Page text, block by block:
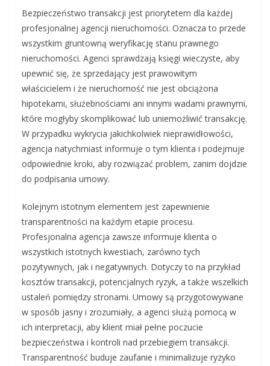
Bezpieczeństwo transakcji jest priorytetem dla każdej
profesjonalnej agencji nieruchomości. Oznacza to przede
wszystkim gruntowną weryfikację stanu prawnego
nieruchomości. Agenci sprawdzają księgi wieczyste, aby
upewnić się, że sprzedający jest prawowitym
właścicielem i że nieruchomość nie jest obciążona
hipotekami, służebnościami ani innymi wadami prawnymi,
które mogłyby skomplikować lub uniemożliwić transakcję.
W przypadku wykrycia jakichkolwiek nieprawidłowości,
agencja natychmiast informuje o tym klienta i podejmuje
odpowiednie kroki, aby rozwiązać problem, zanim dojdzie
do podpisania umowy.
Kolejnym istotnym elementem jest zapewnienie
transparentności na każdym etapie procesu.
Profesjonalna agencja zawsze informuje klienta o
wszystkich istotnych kwestiach, zarówno tych
pozytywnych, jak i negatywnych. Dotyczy to na przykład
kosztów transakcji, potencjalnych ryzyk, a także wszelkich
ustaleń pomiędzy stronami. Umowy są przygotowywane
w sposób jasny i zrozumiały, a agenci służą pomocą w
ich interpretacji, aby klient miał pełne poczucie
bezpieczeństwa i kontroli nad przebiegiem transakcji.
Transparentność buduje zaufanie i minimalizuje ryzyko